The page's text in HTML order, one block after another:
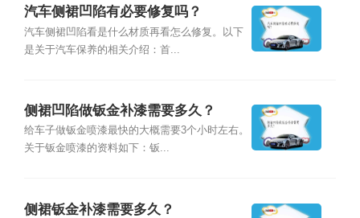
汽车侧裙凹陷有必要修复吗？
汽车侧裙凹陷看是什么材质再看怎么修复。以下
是关于汽车保养的相关介绍：首...
侧裙凹陷做钣金补漆需要多久？
给车子做钣金喷漆最快的大概需要3个小时左右。
关于钣金喷漆的资料如下：钣...
侧裙钣金补漆需要多久？